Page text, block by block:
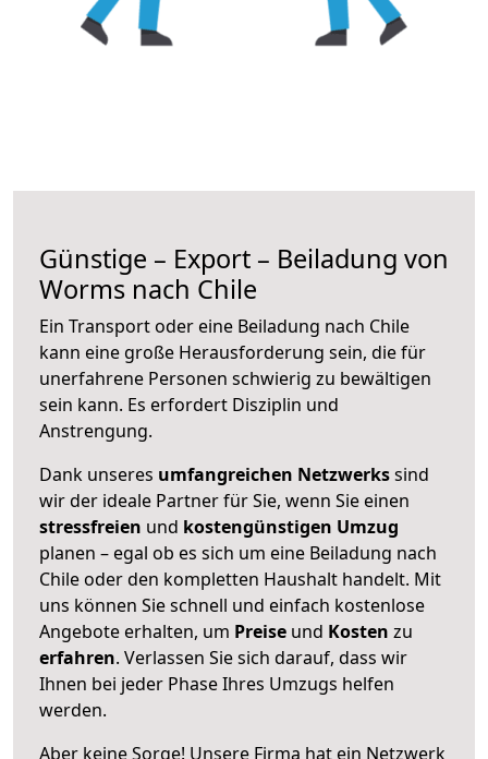
Günstige – Export – Beiladung von
Worms nach Chile
Ein Transport oder eine Beiladung nach Chile
kann eine große Herausforderung sein, die für
unerfahrene Personen schwierig zu bewältigen
sein kann. Es erfordert Disziplin und
Anstrengung.
Dank unseres umfangreichen Netzwerkssind
wir der ideale Partner für Sie, wenn Sie einen
stressfreien und kostengünstigen Umzug
planen – egal ob es sich um eine Beiladung nach
Chile oder den kompletten Haushalt handelt. Mit
uns können Sie schnell und einfach kostenlose
Angebote erhalten, um Preise und Kosten zu
erfahren. Verlassen Sie sich darauf, dass wir
Ihnen bei jeder Phase Ihres Umzugs helfen
werden.
Aber keine Sorge! Unsere Firma hat ein Netzwerk